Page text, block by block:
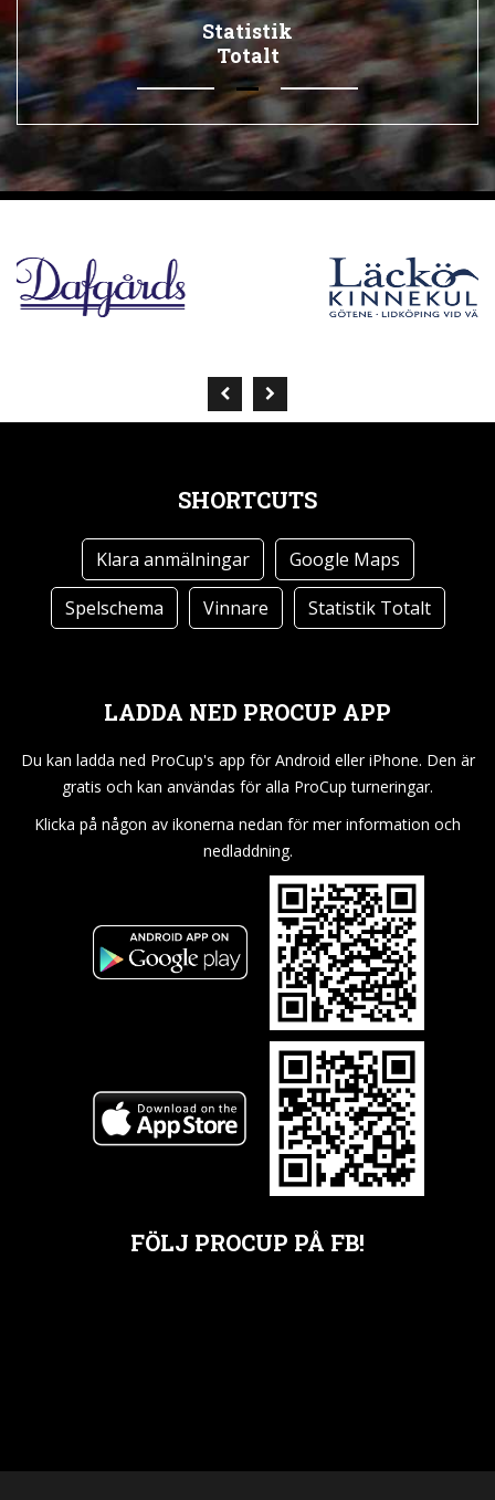
Statistik
Totalt
SHORTCUTS
Klara anmälningar
Google Maps
Spelschema
Vinnare Statistik Totalt
LADDA NED PROCUP APP
Du kan ladda ned ProCup's app för Android eller iPhone. Den är
gratis och kan användas för alla ProCup turneringar.
Klicka på någon av ikonerna nedan för mer information och
nedladdning.
FÖLJ PROCUP PÅ FB!